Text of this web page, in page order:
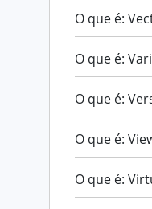
O que é:
O que é:
O que é:
O que é:
O que é: